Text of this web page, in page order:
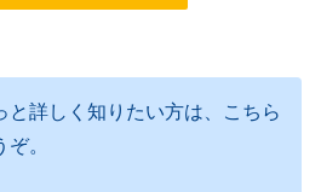
と詳しく知りたい方は、こちら
。